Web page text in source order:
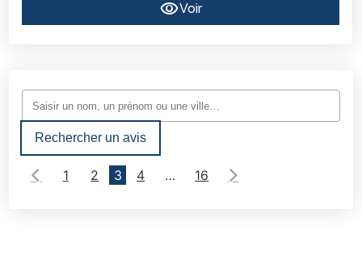
Voir
Rechercher un avis
1 2 3 4 … 16